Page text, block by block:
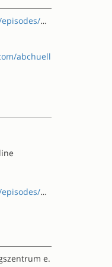
diversity/
abchuell
diversity/
e.